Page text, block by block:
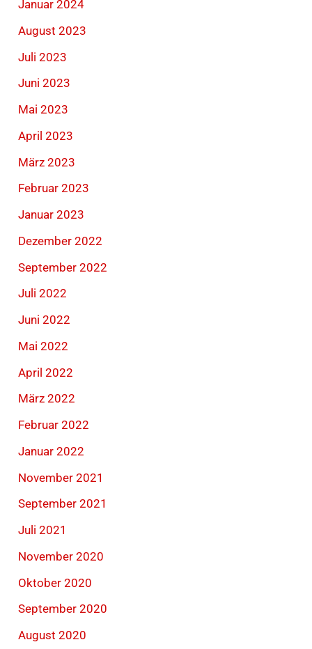
Januar 2024
August 2023
Juli 2023
Juni 2023
Mai 2023
April 2023
März 2023
Februar 2023
Januar 2023
Dezember 2022
September 2022
Juli 2022
Juni 2022
Mai 2022
April 2022
März 2022
Februar 2022
Januar 2022
November 2021
September 2021
Juli 2021
November 2020
Oktober 2020
September 2020
August 2020